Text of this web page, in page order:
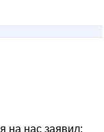
на нас заявил: